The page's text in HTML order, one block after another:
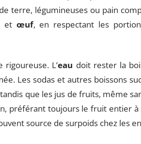
terre, légumineuses ou pain
et œuf, en respectant les
L’eau doit rester la
Les sodas et autres boissons
que les jus de fruits, même
préférant toujours le fruit entier à
source de surpoids chez les